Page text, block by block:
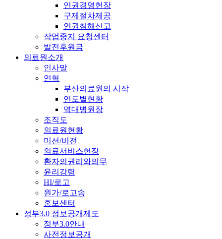
인권경영헌장
구제절차제공
인권침해신고
작업중지 요청센터
발전후원금
의료원소개
인사말
연혁
부산의료원의 시작
연도별현황
역대병원장
조직도
의료원현황
미션/비전
의료서비스헌장
환자의권리와의무
윤리강령
HI/로고
원가/로고송
홍보센터
정부3.0 정보공개제도
정부3.0안내
사전정보공개